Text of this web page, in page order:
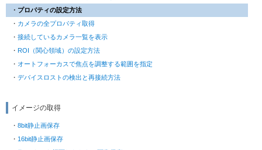
プロパティの設定方法
カメラの全プロパティ取得
接続しているカメラ一覧を表示
ROI（関心領域）の設定方法
オートフォーカスで焦点を調整する範囲を指定
デバイスロストの検出と再接続方法
イメージの取得
8bit静止画保存
16bit静止画保存